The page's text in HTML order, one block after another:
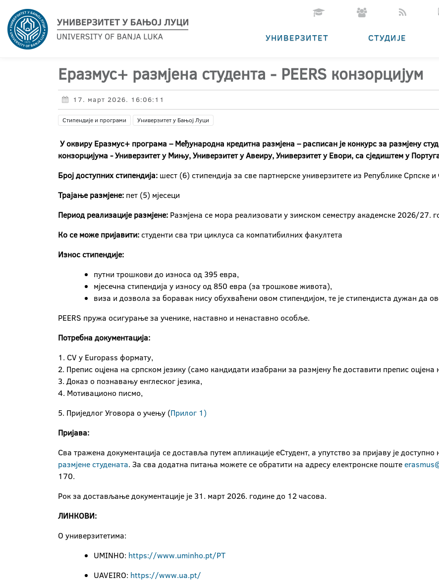
УНИВЕРЗИТЕТ СТУДИЈЕ
Еразмус+ размјена студента - PEERS конзорцијум
17. март 2026. 16:06:11
Стипендије и програми Универзитет у Бањој Луци
У оквиру Еразмус+ програма – Међународна кредитна размјена – расписан је конкурс за размјену
конзорцијума - Универзитет у Мињу, Универзитет у Авеиру, Универзитет у Евори, са сједиштем у
Број доступних стипендија: шест (6) стипендија за све партнерске универзитете из Републике Српске
Трајање размјене: пет (5) мјесеци
Период реализације размјене: Размјена се мора реализовати у зимском семестру академске 2026/27.
Ко се може пријавити: студенти сва три циклуса са компатибилних факултета
Износ стипендије:
путни трошкови до износа од 395 евра,
мјесечна стипендија у износу од 850 евра (за трошкове живота),
виза и дозвола за боравак нису обухваћени овом стипендијом, те је стипендиста дужан да
PEERS пружа осигурање за ученике, наставно и ненаставно особље.
Потребна документација:
1. CV у Europass формату,
2. Препис оцјена на српском језику (само кандидати изабрани за размјену ће доставити препис оцјена
3. Доказ о познавању енглеског језика,
4. Мотивационо писмо,
5. Приједлог Уговора о учењу (Прилог 1)
Пријава:
Сва тражена документација се доставља путем апликације еСтудент, а упутство за пријаву је
размјене студената. За сва додатна питања можете се обратити на адресу електронске поште
170.
Рок за достављање документације је 31. март 2026. године до 12 часова.
ЛИНКОВИ:
О универзитетима:
UMINHO: https://www.uminho.pt/PT
UAVEIRO: https://www.ua.pt/